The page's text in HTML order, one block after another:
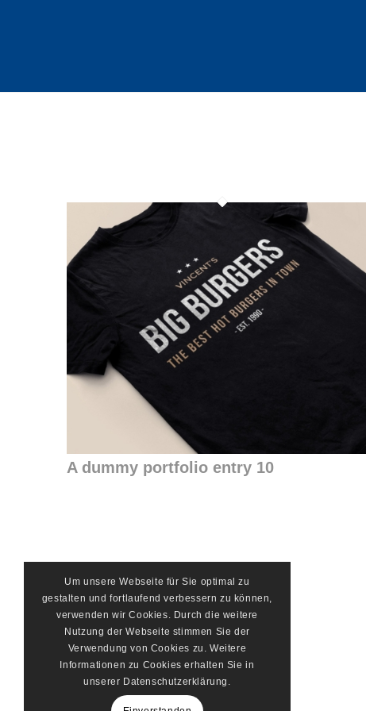
A dummy portfolio entry 10
Um unsere Webseite für Sie optimal zu
gestalten und fortlaufend verbessern zu können,
verwenden wir Cookies. Durch die weitere
Nutzung der Webseite stimmen Sie der
Verwendung von Cookies zu. Weitere
Informationen zu Cookies erhalten Sie in
unserer Datenschutzerklärung.